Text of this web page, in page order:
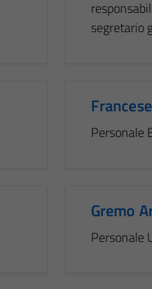
segretario
Personale
Gremo
Personale